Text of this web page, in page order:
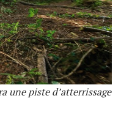
une piste d’atterrissage